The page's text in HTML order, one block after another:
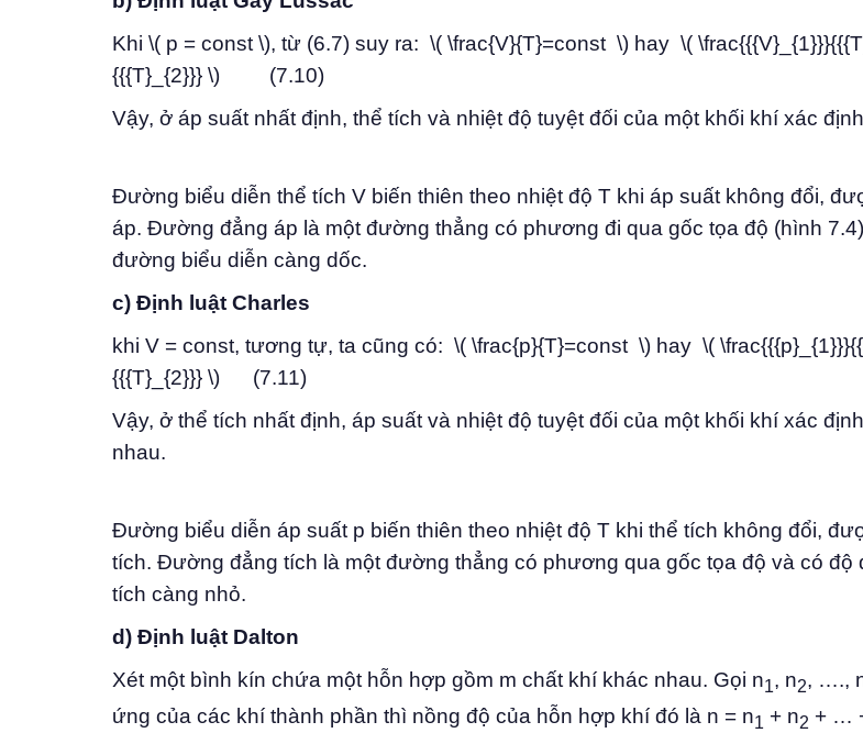
Khi \( p = const \), từ (6.7) suy ra: \( \frac{V}{T}=const \) hay \(
{{{T}_{2}}} \) (7.10)
Vậy, ở áp suất nhất định, thể tích và nhiệt độ tuyệt đối của một khối khí xác
Đường biểu diễn thể tích V biến thiên theo nhiệt độ T khi áp suất không đổi,
áp. Đường đẳng áp là một đường thẳng có phương đi qua gốc tọa độ (hình
đường biểu diễn càng dốc.
c) Định luật Charles
khi V = const, tương tự, ta cũng có: \( \frac{p}{T}=const \) hay \(
{{{T}_{2}}} \) (7.11)
Vậy, ở thể tích nhất định, áp suất và nhiệt độ tuyệt đối của một khối khí xác
nhau.
Đường biểu diễn áp suất p biến thiên theo nhiệt độ T khi thể tích không đổi,
tích. Đường đẳng tích là một đường thẳng có phương qua gốc tọa độ và có độ
tích càng nhỏ.
d) Định luật Dalton
Xét một bình kín chứa một hỗn hợp gồm m chất khí khác nhau. Gọi n1, n2, ….,
ứng của các khí thành phần thì nồng độ của hỗn hợp khí đó là n = n1 + n2 + …